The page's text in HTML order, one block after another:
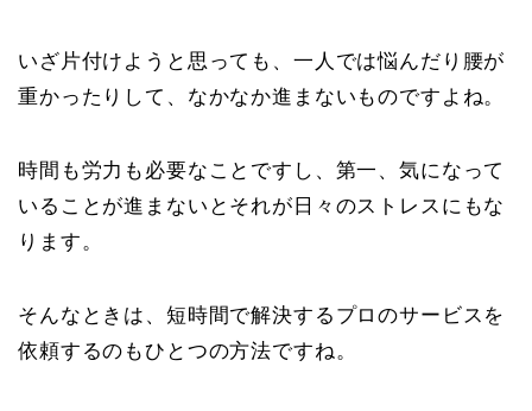
いざ片付けようと思っても、一人では悩んだり腰が
重かったりして、なかなか進まないものですよね。
時間も労力も必要なことですし、第一、気になって
いることが進まないとそれが日々のストレスにもな
ります。
そんなときは、短時間で解決するプロのサービスを
依頼するのもひとつの方法ですね。